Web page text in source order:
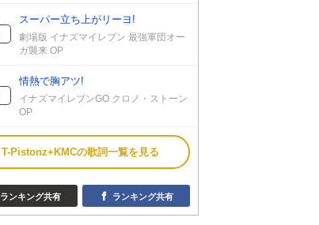
スーパー立ち上がリーヨ!
劇場版 イナズマイレブン 最強軍団オー
ガ襲来 OP
情熱で胸アツ!
イナズマイレブンGO クロノ・ストーン
OP
T-Pistonz+KMCの歌詞一覧を見る
ランキング共有 ランキング共有